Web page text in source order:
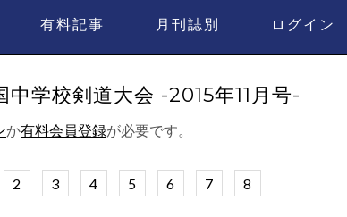
有料記事 月刊誌別 ログイン
中学校剣道大会 -2015年11月号-
か有料会員登録が必要です。
2 3 4 5 6 7 8